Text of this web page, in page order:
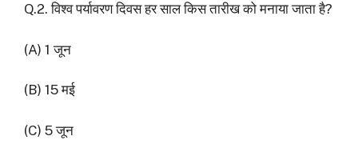
Q.2. विश्व पर्यावरण दिवस हर साल किस तारीख को मनाया जाता है?
(A) 1 जून
(B) 15 मई
(C) 5 जून